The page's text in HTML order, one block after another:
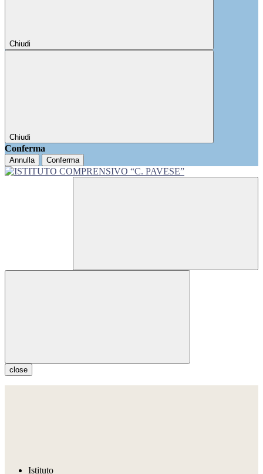
Chiudi
Chiudi
Conferma
Annulla Conferma
close
Istituto